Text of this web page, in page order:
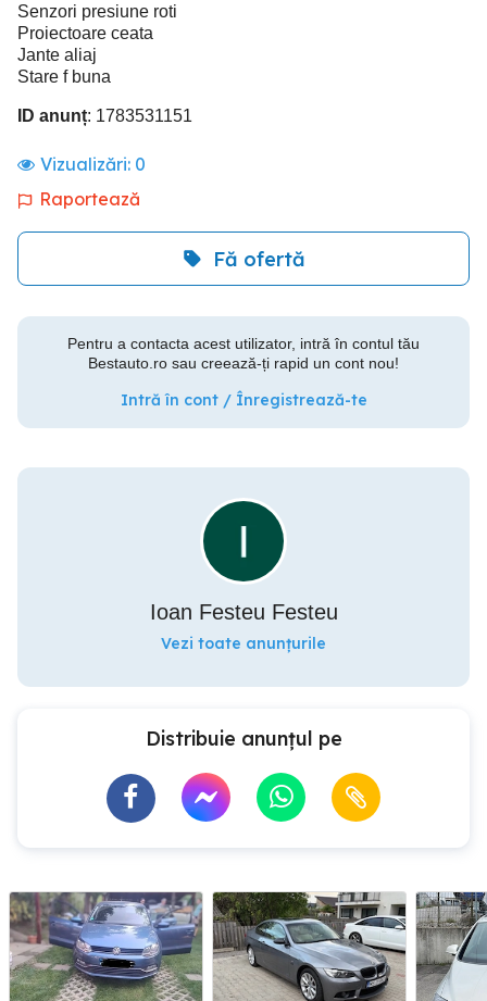
Senzori presiune roti
Proiectoare ceata
Jante aliaj
Stare f buna
ID anunț: 1783531151
Vizualizări: 0
Raportează
Fă ofertă
Pentru a contacta acest utilizator, intră în contul tău
Bestauto.ro sau creează-ți rapid un cont nou!
Intră în cont / Înregistrează-te
Ioan Festeu Festeu
Vezi toate anunțurile
Distribuie anunțul pe